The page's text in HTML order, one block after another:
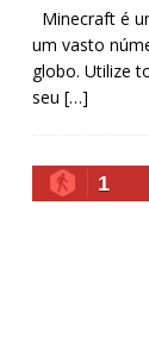
Minecraft é
um vasto
globo. Utilize
seu […]
1